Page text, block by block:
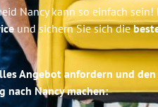
Nancy kann so einfach
und sichern Sie sich die
Angebot anfordern und
nach Nancy machen: